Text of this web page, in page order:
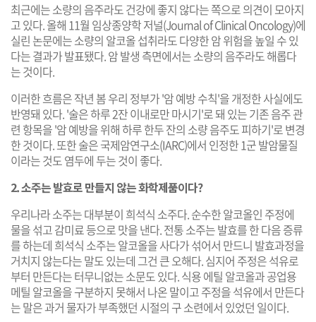
최근에는 소량의 음주라도 건강에 좋지 않다는 쪽으로 의견이 모아지
고 있다. 올해 11월 임상종양학 저널(Journal of Clinical Oncology)에
실린 논문에는 소량의 알코올 섭취라도 다양한 암 위험을 높일 수 있
다는 결과가 발표됐다. 암 발생 측면에서는 소량의 음주라도 해롭다
는 것이다.
이러한 흐름은 작년 봄 우리 정부가 '암 예방 수칙'을 개정한 사실에도
반영돼 있다. '술은 하루 2잔 이내로만 마시기'로 돼 있는 기존 음주 관
련 항목을 '암 예방을 위해 하루 한두 잔의 소량 음주도 피하기'로 변경
한 것이다. 또한 술은 국제암연구소(IARC)에서 인정한 1군 발암물질
이라는 것도 염두에 두는 것이 좋다.
2. 소주는 발효로 만들지 않는 화학제품이다?
우리나라 소주는 대부분이 희석식 소주다. 순수한 알코올인 주정에
물을 섞고 감미료 등으로 맛을 낸다. 전통 소주는 발효를 한 다음 증류
를 하는데 희석식 소주는 알코올을 사다가 섞어서 만드니 발효과정을
거치지 않는다는 말도 있는데 그건 큰 오해다. 심지어 주정은 석유로
부터 만든다는 터무니없는 소문도 있다. 식용 에틸 알코올과 공업용
메틸 알코올을 구분하지 못해서 나온 말이고 주정을 석유에서 만든다
는 말은 과거 물자가 부족했던 시절의 구 소련에서 있었던 일이다.